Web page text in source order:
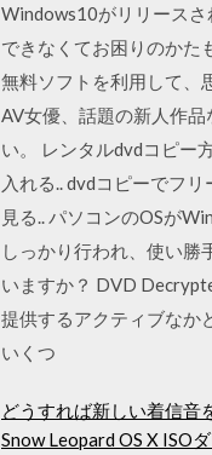
Windows10がリリース
できなくてお困りのかた
無料ソフトを利用して、
AV女優、話題の新人作
い。 レンタルdvdコピー
入れる.. dvdコピーでフ
見る.. パソコンのOSが
しっかり行われ、使い
いますか？ DVD
提供するアクティブなか
いくつ
どうすれば新しい着信音
Snow Leopard OS X ISO